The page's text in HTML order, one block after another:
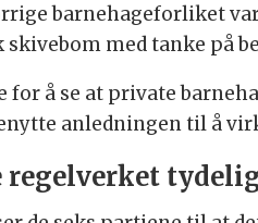
barnehageforliket
med tanke på
for å se at private
anledningen til å
regelverket